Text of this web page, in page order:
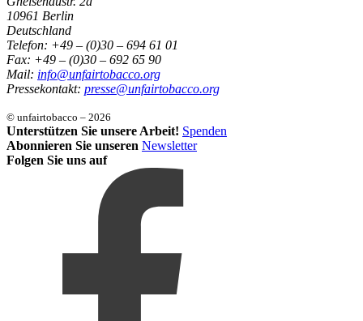
10961 Berlin
Deutschland
Telefon: +49 – (0)30 – 694 61 01
Fax: +49 – (0)30 – 692 65 90
Mail: info@unfairtobacco.org
Pressekontakt: presse@unfairtobacco.org
© unfairtobacco – 2026
Unterstützen Sie unsere Arbeit! Spenden
Abonnieren Sie unseren Newsletter
Folgen Sie uns auf